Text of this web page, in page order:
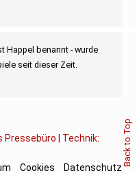
Happel benannt - wurde
seit dieser Zeit.
| Technik:
Cookies Datenschutz
Back to Top